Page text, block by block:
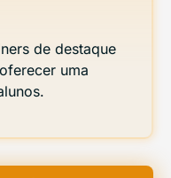
de destaque
uma